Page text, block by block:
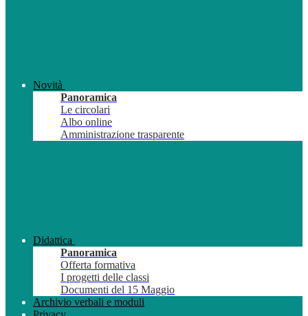
Novità
Panoramica
Le circolari
Albo online
Amministrazione trasparente
Didattica
Panoramica
Offerta formativa
I progetti delle classi
Documenti del 15 Maggio
Archivio verbali e moduli